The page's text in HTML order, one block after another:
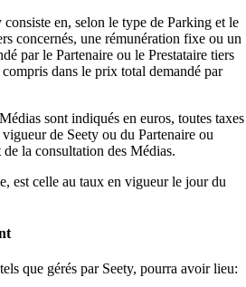
en, selon le type de Parking et le
concernés, une rémunération fixe ou un
par le Partenaire ou le Prestataire tiers
dans le prix total demandé par
sont indiqués en euros, toutes taxes
de Seety ou du Partenaire ou
la consultation des Médias.
est celle au taux en vigueur le jour du
que gérés par Seety, pourra avoir lieu: